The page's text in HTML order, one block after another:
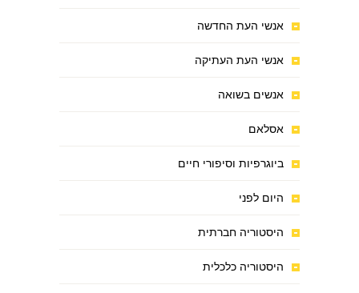
אנשי העת החדשה
אנשי העת העתיקה
אנשים בשואה
אסלאם
ביוגרפיות וסיפורי חיים
היום לפני
היסטוריה חברתית
היסטוריה כלכלית